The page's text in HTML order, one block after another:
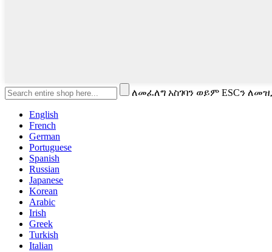
ለመፈለግ አስገባን ወይም ESCን
English
French
German
Portuguese
Spanish
Russian
Japanese
Korean
Arabic
Irish
Greek
Turkish
Italian